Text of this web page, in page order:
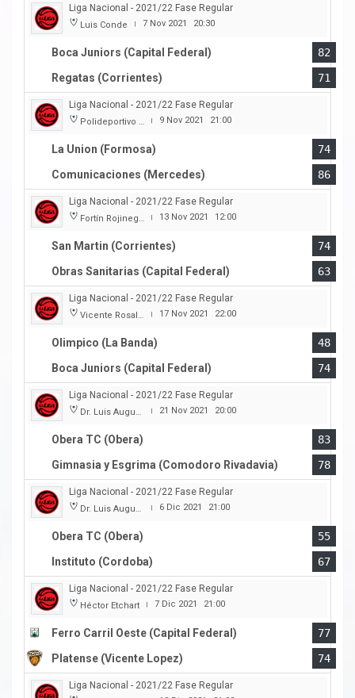
Liga Nacional - 2021/22 Fase Regular
Luis Conde | 7 Nov 2021 20:30
Boca Juniors (Capital Federal)
82
Regatas (Corrientes)
71
Liga Nacional - 2021/22 Fase Regular
Polideportivo Cincuentenario | 9 Nov 2021 21:00
La Union (Formosa)
74
Comunicaciones (Mercedes)
86
Liga Nacional - 2021/22 Fase Regular
Fortín Rojinegro | 13 Nov 2021 12:00
San Martin (Corrientes)
74
Obras Sanitarias (Capital Federal)
63
Liga Nacional - 2021/22 Fase Regular
Vicente Rosales | 17 Nov 2021 22:00
Olimpico (La Banda)
48
Boca Juniors (Capital Federal)
74
Liga Nacional - 2021/22 Fase Regular
Dr. Luis Augusto Derna | 21 Nov 2021 20:00
Obera TC (Obera)
83
Gimnasia y Esgrima (Comodoro Rivadavia)
78
Liga Nacional - 2021/22 Fase Regular
Dr. Luis Augusto Derna | 6 Dic 2021 21:00
Obera TC (Obera)
55
Instituto (Cordoba)
67
Liga Nacional - 2021/22 Fase Regular
Héctor Etchart | 7 Dic 2021 21:00
Ferro Carril Oeste (Capital Federal)
77
Platense (Vicente Lopez)
74
Liga Nacional - 2021/22 Fase Regular